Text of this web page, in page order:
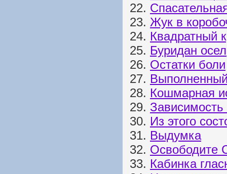
22.
23. Жук в
24. Квадратный
25. Буридан осел
26. Остатки боли
27.
28. Кошмарная
29. Зависимость
30. Из этого
31. Выдумка
32. Освободите
33. Кабинка